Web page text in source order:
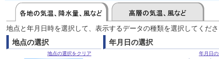
地点と年月日時を選択して、表示するデータの種類を選択してくだ
地点の選択
地点の選択をクリア
年月日の選択
年月日